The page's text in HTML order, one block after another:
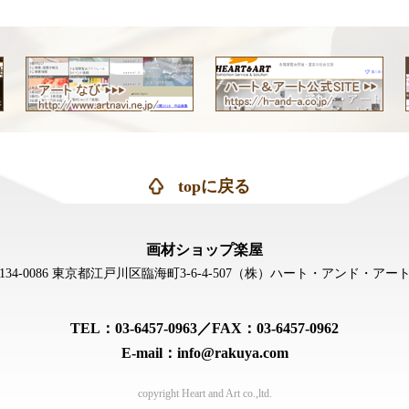
topに戻る
画材ショップ楽屋
0086 東京都江戸川区臨海町3-6-4-507（株）ハート・アンド・アー
TEL：03-6457-0963／FAX：03-6457-0962
E-mail：info@rakuya.com
copyright Heart and Art co.,ltd.